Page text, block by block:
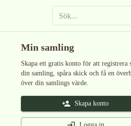
Min samling
Skapa ett gratis konto för att registrera
din samling, spåra skick och få en
över din samlings värde.
Skapa konto